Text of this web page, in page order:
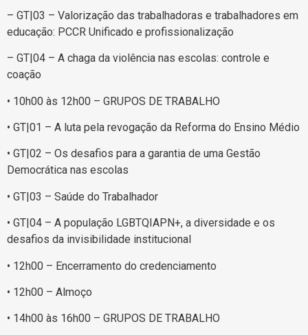
– GT|03 – Valorização das trabalhadoras e trabalhadores em
educação: PCCR Unificado e profissionalização
– GT|04 – A chaga da violência nas escolas: controle e
coação
• 10h00 às 12h00 – GRUPOS DE TRABALHO
• GT|01 – A luta pela revogação da Reforma do Ensino Médio
• GT|02 – Os desafios para a garantia de uma Gestão
Democrática nas escolas
• GT|03 – Saúde do Trabalhador
• GT|04 – A população LGBTQIAPN+, a diversidade e os
desafios da invisibilidade institucional
• 12h00 – Encerramento do credenciamento
• 12h00 – Almoço
• 14h00 às 16h00 – GRUPOS DE TRABALHO